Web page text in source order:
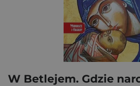
W Betlejem. Gdzie